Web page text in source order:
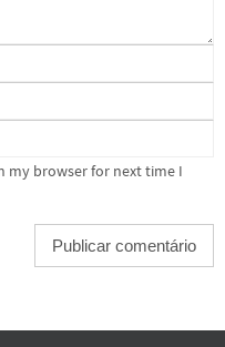
my browser for next time I